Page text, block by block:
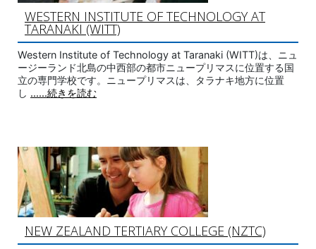
WESTERN INSTITUTE OF TECHNOLOGY AT
TARANAKI (WITT)
Western Institute of Technology at Taranaki (WITT)は、ニュ
ージーランド北島の中西部の都市ニュープリマスに位置する国
立の専門学校です。ニュープリマスは、タラナキ地方に位置
し ......続きを読む
NEW ZEALAND TERTIARY COLLEGE (NZTC)